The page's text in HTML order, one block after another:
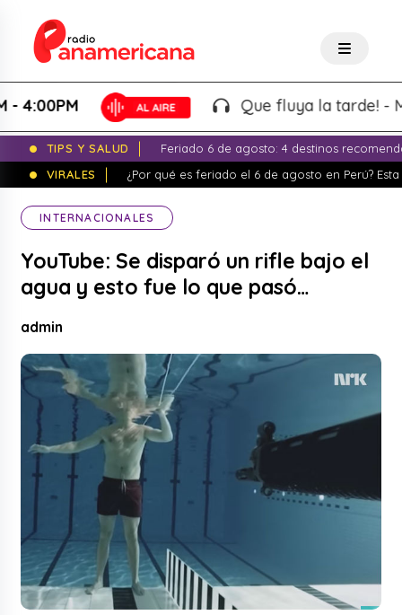
Que fluya la tarde! -
TIPS Y SALUD
Feriado 6 de agosto: 4 destinos
VIRALES
¿Por qué es feriado el 6 de agosto en Perú?
INTERNACIONALES
YouTube: Se disparó un rifle bajo el
agua y esto fue lo que pasó…
admin